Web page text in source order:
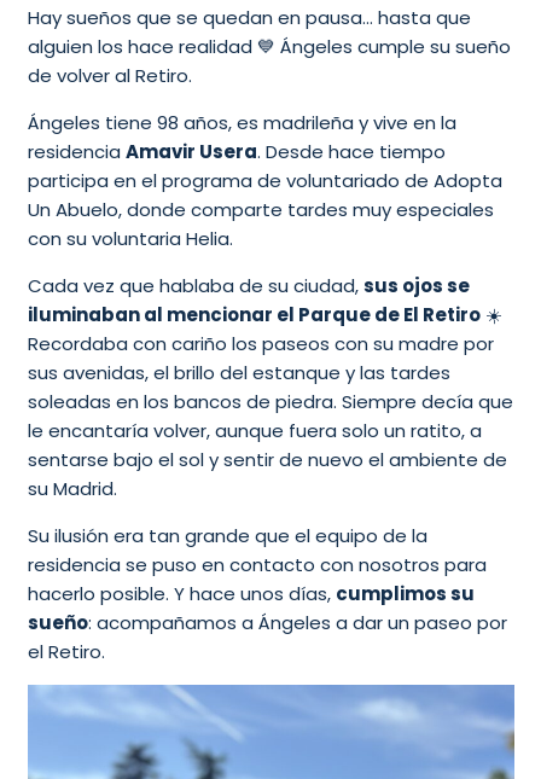
Hay sueños que se quedan en pausa… hasta que
alguien los hace realidad 💙 Ángeles cumple su sueño
de volver al Retiro.
Ángeles tiene 98 años, es madrileña y vive en la
residencia Amavir Usera. Desde hace tiempo
participa en el programa de voluntariado de Adopta
Un Abuelo, donde comparte tardes muy especiales
con su voluntaria Helia.
Cada vez que hablaba de su ciudad,sus ojos se
iluminaban al mencionar el Parque de El Retiro☀️
Recordaba con cariño los paseos con su madre por
sus avenidas, el brillo del estanque y las tardes
soleadas en los bancos de piedra. Siempre decía que
le encantaría volver, aunque fuera solo un ratito, a
sentarse bajo el sol y sentir de nuevo el ambiente de
su Madrid.
Su ilusión era tan grande que el equipo de la
residencia se puso en contacto con nosotros para
hacerlo posible. Y hace unos días, cumplimos su
sueño: acompañamos a Ángeles a dar un paseo por
el Retiro.